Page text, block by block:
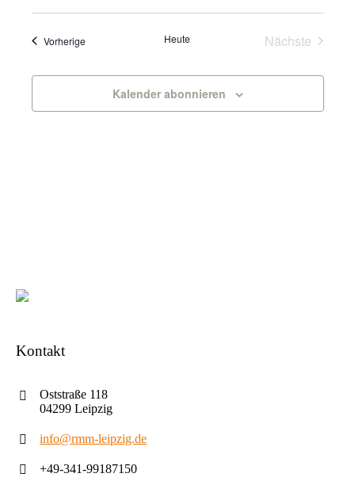
VorherigeVeranstaltungen Heute Nächste
Kalender abonnieren
Kontakt
Oststraße 118
04299 Leipzig
info@rmm-leipzig.de
+49-341-99187150